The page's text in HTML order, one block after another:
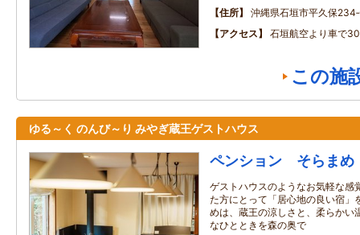
住所
沖縄県石垣市平久保
アクセス
石垣航空より車で
この施
ゆる～く のんび～り みやぎ蔵王ゲストハウス
ペンション そらまめ
ゲストハウスのようなお気軽な感
た方にとって「居心地の良い宿」
めは、蔵王の涼しさと、柔らかい
なひとときを森の奥で